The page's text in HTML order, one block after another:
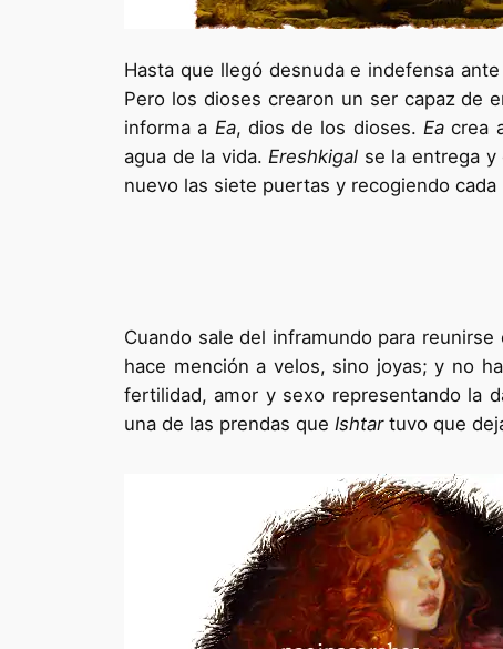
Hasta que llegó desnuda e indefensa ante
Pero los dioses crearon un ser capaz de
informa a Ea, dios de los dioses. Eacrea
agua de la vida. Ereshkigal se la entrega
nuevo las siete puertas y recogiendo cada
Cuando sale del inframundo para reunirse
hace mención a velos, sino joyas; y no
fertilidad, amor y sexo representando la
una de las prendas que Ishtartuvo que